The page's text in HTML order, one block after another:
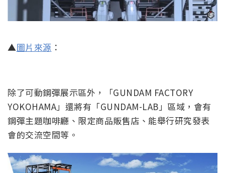
▲圖片來源 ：
除了可動鋼彈展示區外，「GUNDAM FACTORY
YOKOHAMA」還將有「GUNDAM-LAB」區域，會有
鋼彈主題咖啡廳、限定商品販售店、能舉行研究發表
會的交流空間等。